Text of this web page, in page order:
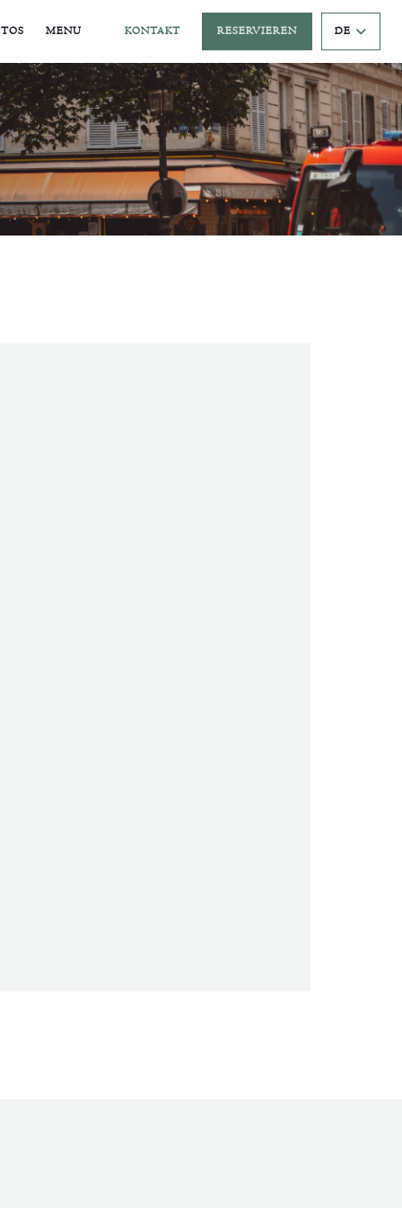
MENU((ÖFFNET EIN NEUES FENSTER))
KONTAKT RESERVIEREN DE